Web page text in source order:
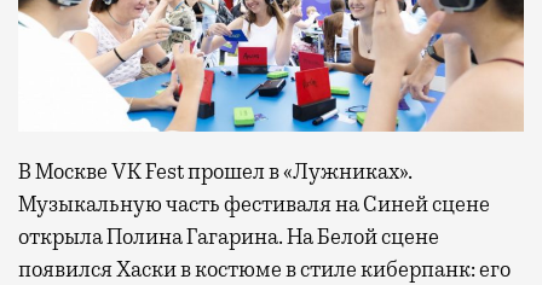
В Москве VK Fest прошел в «Лужниках».
Музыкальную часть фестиваля на Синей сцене
открыла Полина Гагарина. На Белой сцене
появился Хаски в костюме в стиле киберпанк: его